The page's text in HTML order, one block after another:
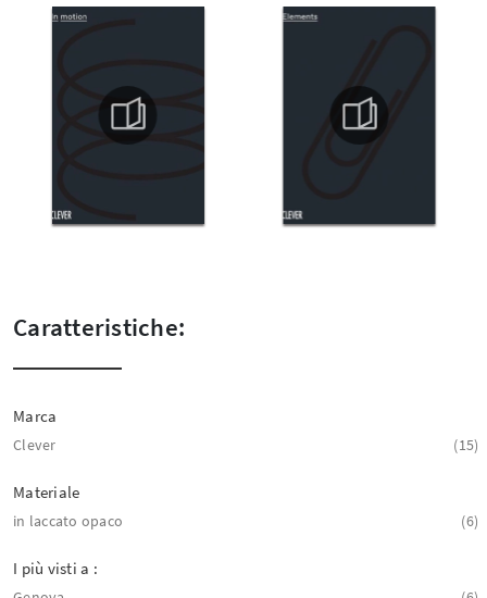
Caratteristiche:
Marca
Clever 15
Materiale
in laccato opaco 6
I più visti a :